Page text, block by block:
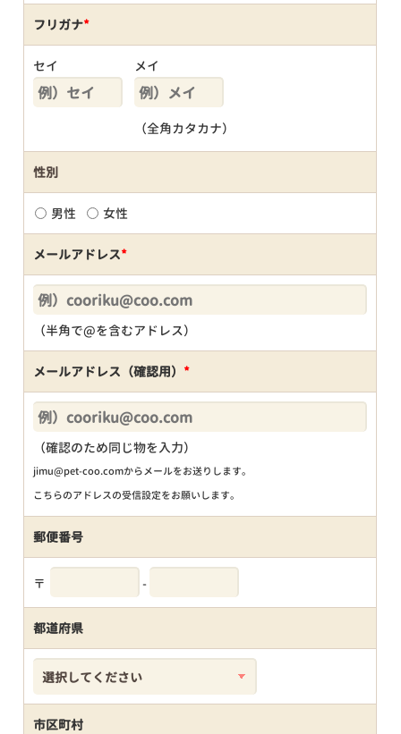
フリガナ*
セイ メイ
（全角カタカナ）
性別
男性 女性
メールアドレス*
（半角で@を含むアドレス）
メールアドレス（確認用） *
（確認のため同じ物を入力）
jimu@pet-coo.comからメールをお送りします。
こちらのアドレスの受信設定をお願いします。
郵便番号
〒 -
都道府県
市区町村